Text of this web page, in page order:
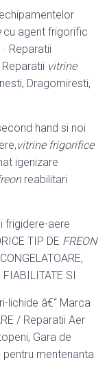
cu agent frigorific
Reparatii
Reparatii vitrine
Dragomiresti,
hand si noi
vitrine frigorifice
igenizare
reabilitari
frigidere-aere
TIP DE FREON
FIABILITATE SI
lichide â€“ Marca
/ Reparatii Aer
Gara de
mentenanta